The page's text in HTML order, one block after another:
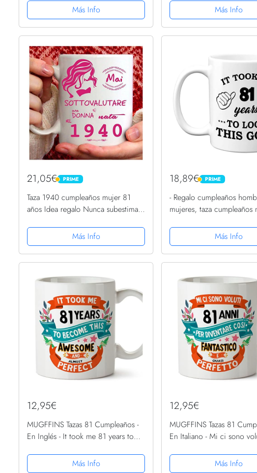
original y divertido
Más Info
regalo cumpleaños papá,
abuela, nan Great
Más Info
21,05€ PRIME
PRIME
Taza 1940 cumpleaños mujer 81
años Idea regalo Nunca subestimar
Más Info
18,89€ PRIME
PRIME
- Regalo cumpleaños
mujeres, taza cumpleaños
buena taza – tazas
lavavajillas – su día...
Más Info
12,95€
MUGFFINS Tazas 81 Cumpleaños -
En Inglés - It took me 81 years to
original y divertido
Más Info
12,95€
MUGFFINS Tazas 81
En Italiano - Mi ci sono
11 oz - Regalo original y
Más Info